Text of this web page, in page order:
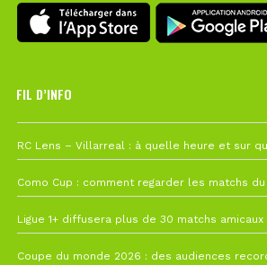
FIL D’INFO